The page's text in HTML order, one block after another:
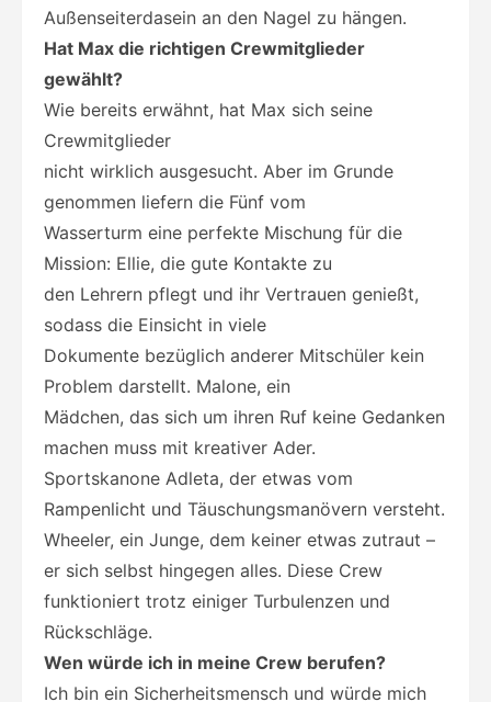
Außenseiterdasein an den Nagel zu hängen.
Hat Max die richtigen Crewmitglieder
gewählt?
Wie bereits erwähnt, hat Max sich seine
Crewmitglieder
nicht wirklich ausgesucht. Aber im Grunde
genommen liefern die Fünf vom
Wasserturm eine perfekte Mischung für die
Mission: Ellie, die gute Kontakte zu
den Lehrern pflegt und ihr Vertrauen genießt,
sodass die Einsicht in viele
Dokumente bezüglich anderer Mitschüler kein
Problem darstellt. Malone, ein
Mädchen, das sich um ihren Ruf keine Gedanken
machen muss mit kreativer Ader.
Sportskanone Adleta, der etwas vom
Rampenlicht und Täuschungsmanövern versteht.
Wheeler, ein Junge, dem keiner etwas zutraut –
er sich selbst hingegen alles. Diese Crew
funktioniert trotz einiger Turbulenzen und
Rückschläge.
Wen würde ich in meine Crew berufen?
Ich bin ein Sicherheitsmensch und würde mich